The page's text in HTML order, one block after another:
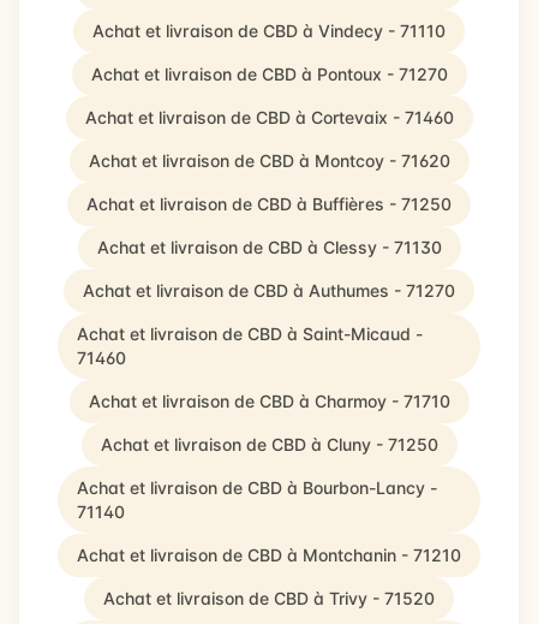
Achat et livraison de CBD à Vindecy - 71110
Achat et livraison de CBD à Pontoux - 71270
Achat et livraison de CBD à Cortevaix - 71460
Achat et livraison de CBD à Montcoy - 71620
Achat et livraison de CBD à Buffières - 71250
Achat et livraison de CBD à Clessy - 71130
Achat et livraison de CBD à Authumes - 71270
Achat et livraison de CBD à Saint-Micaud -
71460
Achat et livraison de CBD à Charmoy - 71710
Achat et livraison de CBD à Cluny - 71250
Achat et livraison de CBD à Bourbon-Lancy -
71140
Achat et livraison de CBD à Montchanin - 71210
Achat et livraison de CBD à Trivy - 71520